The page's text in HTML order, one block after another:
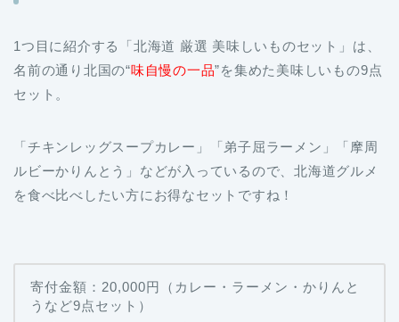
名前の通り北国の“
味自慢の一品”を集めた美味しいもの9点
セット。
ルビーかりんとう」などが入っているので、北海道グルメ
を食べ比べしたい方にお得なセットですね！
うなど9点セット）
公式サイト：ふるさとプレミアム